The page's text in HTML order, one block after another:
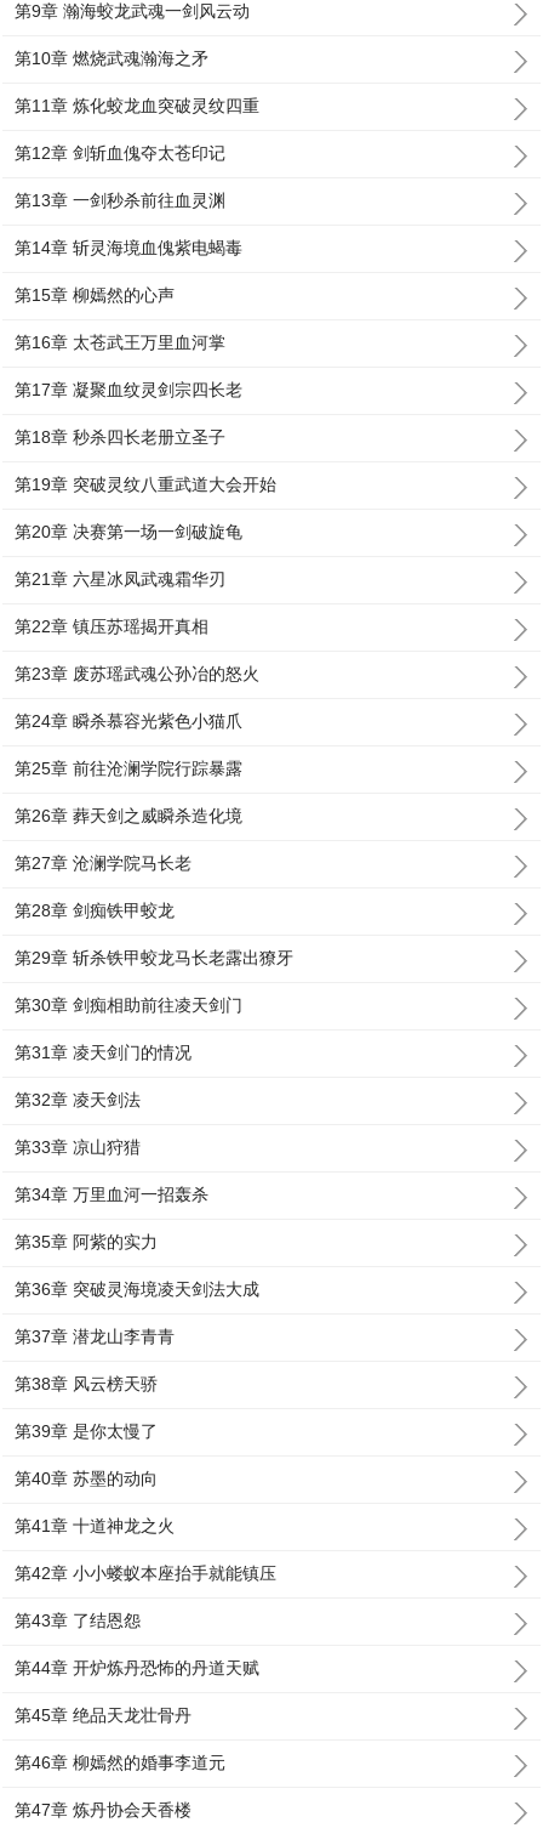
第9章 瀚海蛟龙武魂一剑风云动
第10章 燃烧武魂瀚海之矛
第11章 炼化蛟龙血突破灵纹四重
第12章 剑斩血傀夺太苍印记
第13章 一剑秒杀前往血灵渊
第14章 斩灵海境血傀紫电蝎毒
第15章 柳嫣然的心声
第16章 太苍武王万里血河掌
第17章 凝聚血纹灵剑宗四长老
第18章 秒杀四长老册立圣子
第19章 突破灵纹八重武道大会开始
第20章 决赛第一场一剑破旋龟
第21章 六星冰凤武魂霜华刃
第22章 镇压苏瑶揭开真相
第23章 废苏瑶武魂公孙冶的怒火
第24章 瞬杀慕容光紫色小猫爪
第25章 前往沧澜学院行踪暴露
第26章 葬天剑之威瞬杀造化境
第27章 沧澜学院马长老
第28章 剑痴铁甲蛟龙
第29章 斩杀铁甲蛟龙马长老露出獠牙
第30章 剑痴相助前往凌天剑门
第31章 凌天剑门的情况
第32章 凌天剑法
第33章 凉山狩猎
第34章 万里血河一招轰杀
第35章 阿紫的实力
第36章 突破灵海境凌天剑法大成
第37章 潜龙山李青青
第38章 风云榜天骄
第39章 是你太慢了
第40章 苏墨的动向
第41章 十道神龙之火
第42章 小小蝼蚁本座抬手就能镇压
第43章 了结恩怨
第44章 开炉炼丹恐怖的丹道天赋
第45章 绝品天龙壮骨丹
第46章 柳嫣然的婚事李道元
第47章 炼丹协会天香楼